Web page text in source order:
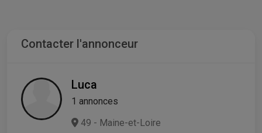
Contacter l'annonceur
Luca
1 annonces
49 - Maine-et-Loire